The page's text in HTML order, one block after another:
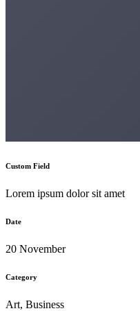
Custom Field
Lorem ipsum dolor sit amet
Date
20 November
Category
Art, Business